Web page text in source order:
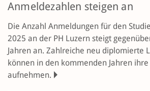
Anmeldezahlen steigen an
Die Anzahl Anmeldungen für den
2025 an der PH Luzern steigt
Jahren an. Zahlreiche neu diplomierte
können in den kommenden Jahren
aufnehmen.